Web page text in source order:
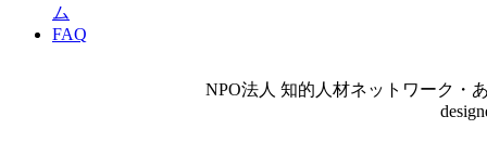
ム
FAQ
NPO法人 知的人材ネットワーク・